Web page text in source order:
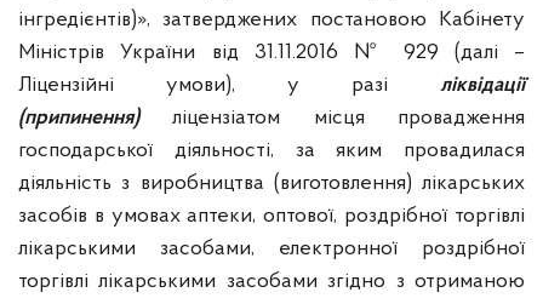
інгредієнтів)», затверджених постановою Кабінету
Міністрів України від 31.11.2016 № 929 (далі –
Ліцензійні умови), у разі
ліквідації
(припинення)
ліцензіатом місця провадження
господарської діяльності, за яким провадилася
діяльність з виробництва (виготовлення) лікарських
засобів в умовах аптеки, оптової, роздрібної торгівлі
лікарськими засобами, електронної роздрібної
торгівлі лікарськими засобами згідно з отриманою